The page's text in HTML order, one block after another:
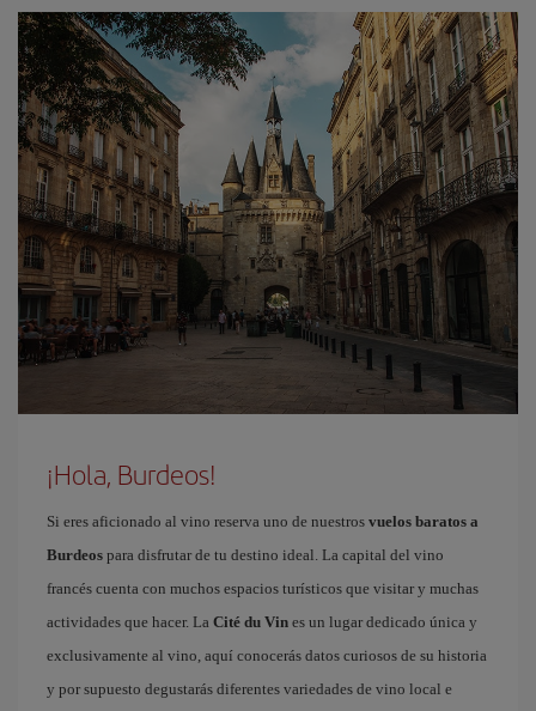
¡Hola, Burdeos!
Si eres aficionado al vino reserva uno de nuestros vuelos baratos a
Burdeos para disfrutar de tu destino ideal. La capital del vino
francés cuenta con muchos espacios turísticos que visitar y muchas
actividades que hacer. La Cité du Vin es un lugar dedicado única y
exclusivamente al vino, aquí conocerás datos curiosos de su historia
y por supuesto degustarás diferentes variedades de vino local e